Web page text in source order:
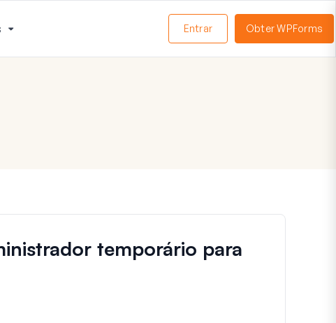
Menu
Entrar Obter WPForms
temporário para